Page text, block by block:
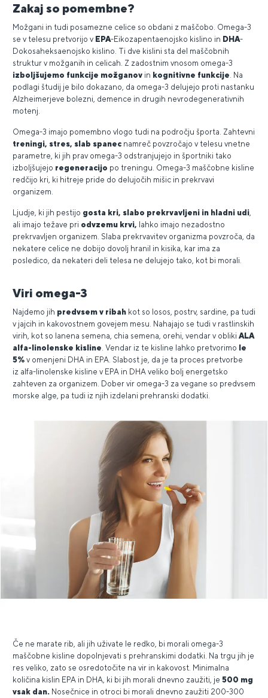
Zakaj so pomembne?
Možgani in tudi posamezne celice so obdani z maščobo. Omega-3
se v telesu pretvorijo v EPA-Eikozapentaenojsko kislino in DHA-
Dokosaheksaenojsko kislino. Ti dve kislini sta del maščobnih
struktur v možganih in celicah. Z zadostnim vnosom omega-3
izboljšujemo funkcije možganov in kognitivne funkcije . Na
podlagi študij je bilo dokazano, da omega-3 delujejo proti nastanku
Alzheimerjeve bolezni, demence in drugih nevrodegenerativnih
motenj.
Omega-3 imajo pomembno vlogo tudi na področju športa. Zahtevni
treningi, stres, slab spanec namreč povzročajo v telesu vnetne
parametre, ki jih prav omega-3 odstranjujejo in športniki tako
izboljšujejo regeneracijo po treningu. Omega-3 maščobne kisline
redčijo kri, ki hitreje pride do delujočih mišic in prekrvavi
organizem.
Ljudje, ki jih pestijo gosta kri, slabo prekrvavljeni in hladni udi
ali imajo težave pri odvzemu krvi, lahko imajo nezadostno
prekrvavljen organizem. Slaba prekrvavitev organizma povzroča, da
nekatere celice ne dobijo dovolj hranil in kisika, kar ima za
posledico, da nekateri deli telesa ne delujejo tako, kot bi morali.
Viri omega-3
Najdemo jih predvsem v ribah kot so losos, postrv, sardine, pa tudi
v jajcih in kakovostnem govejem mesu. Nahajajo se tudi v rastlinskih
virih, kot so lanena semena, chia semena, orehi, vendar v obliki ALA
alfa-linolenske kisline . Vendar iz te kisline lahko pretvorimo le
5% v omenjeni DHA in EPA. Slabost je, da je ta proces pretvorbe
iz alfa-linolenske kisline v EPA in DHA veliko bolj energetsko
zahteven za organizem. Dober vir omega-3 za vegane so predvsem
morske alge, pa tudi iz njih izdelani prehranski dodatki.
Če ne marate rib, ali jih uživate le redko, bi morali omega-3
maščobne kisline dopolnjevati s prehranskimi dodatki. Na trgu jih je
res veliko, zato se osredotočite na vir in kakovost. Minimalna
količina kislin EPA in DHA, ki bi jih morali dnevno zaužiti, je 500 mg
vsak dan. Nosečnice in otroci bi morali dnevno zaužiti 200-300